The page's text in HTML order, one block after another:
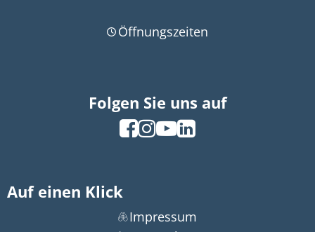
Öffnungszeiten
Folgen Sie uns auf
Auf einen Klick
Impressum